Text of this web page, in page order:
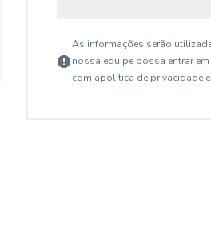
As informações serão
nossa equipe possa entrar
com apolítica de privacidade